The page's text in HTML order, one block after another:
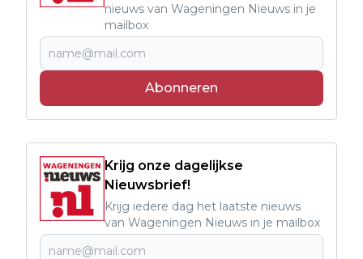
nieuws van Wageningen Nieuws in je
mailbox
Abonneren
Krijg onze dagelijkse
Nieuwsbrief!
Krijg iedere dag het laatste nieuws
van Wageningen Nieuws in je mailbox